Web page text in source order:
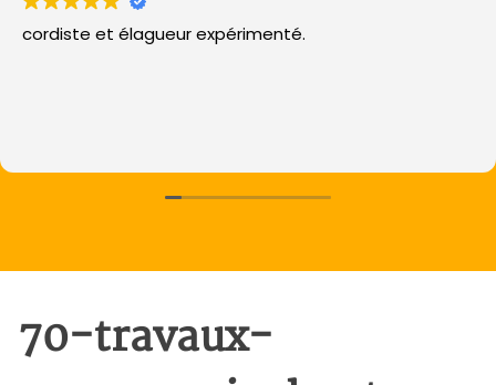
cordiste et élagueur expérimenté.
70-travaux-